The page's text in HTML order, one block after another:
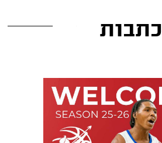
כתבות